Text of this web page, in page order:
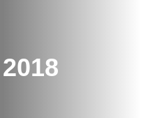
2018